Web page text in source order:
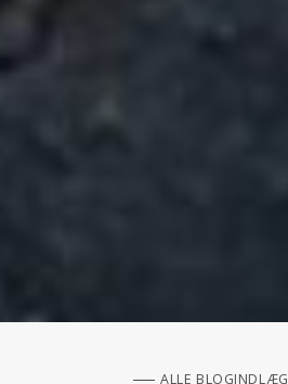
ALLE BLOGINDLÆG